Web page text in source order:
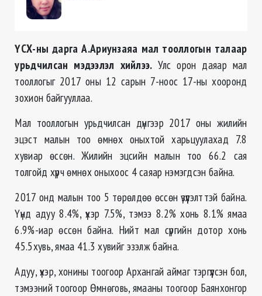
ҮСХ-ны дарга А.Ариунзаяа мал тооллогын талаар
урьдчилсан мэдээлэл хийлээ. Улс орон даяар мал
тооллогыг 2017 оны 12 сарын 7-ноос 17-ны хооронд
зохион байгууллаа.
Мал тооллогын урьдчилсан дүнгээр 2017 оны жилийн
эцэст малын тоо өмнөх оныхтой харьцуулахад 7.8
хувиар өссөн. Жилийн эцсийн малын тоо 66.2 сая
толгойд хүрч өмнөх оныхоос 4 саяар нэмэгдсэн байна.
2017 онд малын тоо 5 төрөлдөө өссөн үзүүлэлттэй байна.
Үүнд адуу 8.4%, үхэр 7.5%, тэмээ 8.2% хонь 8.1% ямаа
6.9%-иар өссөн байна. Нийт мал сүргийн дотор хонь
45.5хувь, ямаа 41.3 хувийг эзэлж байна.
​Адуу, үхэр, хонины тоогоор Архангай аймаг тэргүүлсэн бол,
тэмээний тоогоор Өмнөговь, ямааны тоогоор Баянхонгор